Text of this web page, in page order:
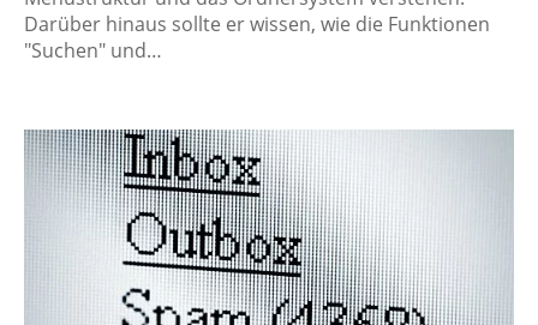
Darüber hinaus sollte er wissen, wie die Funktionen
"Suchen" und…